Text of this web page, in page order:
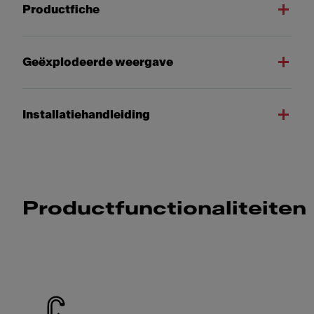
Productfiche
Geëxplodeerde weergave
Installatiehandleiding
Productfunctionaliteiten